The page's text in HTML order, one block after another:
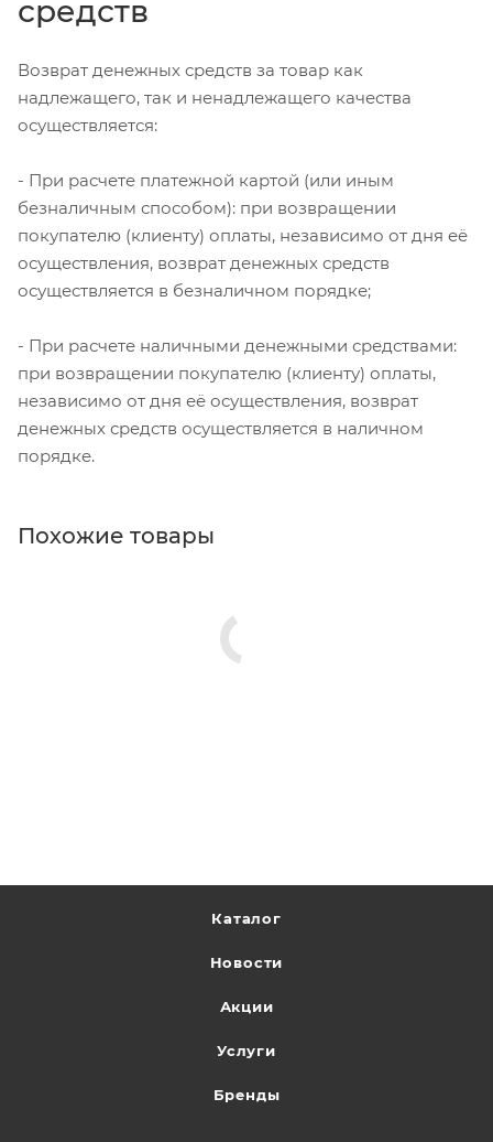
средств
Возврат денежных средств за товар как
надлежащего, так и ненадлежащего качества
осуществляется:
- При расчете платежной картой (или иным
безналичным способом): при возвращении
покупателю (клиенту) оплаты, независимо от дня её
осуществления, возврат денежных средств
осуществляется в безналичном порядке;
- При расчете наличными денежными средствами:
при возвращении покупателю (клиенту) оплаты,
независимо от дня её осуществления, возврат
денежных средств осуществляется в наличном
порядке.
Похожие товары
Каталог
Новости
Акции
Услуги
Бренды